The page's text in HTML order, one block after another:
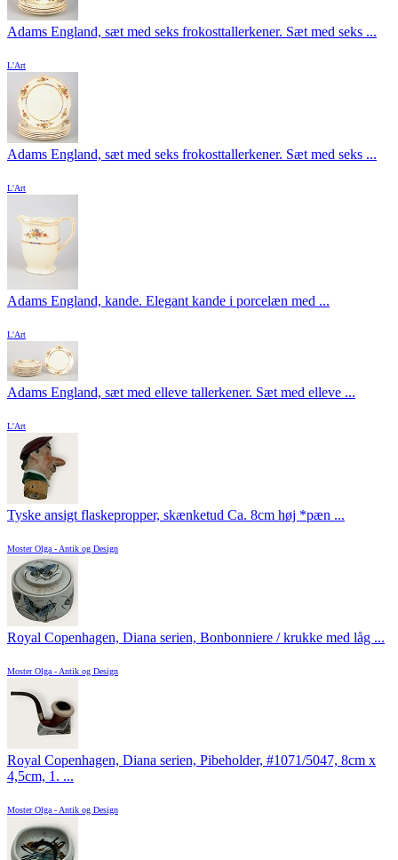
Adams England, sæt med seks frokosttallerkener. Sæt med seks ...
L'Art
Adams England, sæt med seks frokosttallerkener. Sæt med seks ...
L'Art
Adams England, kande. Elegant kande i porcelæn med ...
L'Art
Adams England, sæt med elleve tallerkener. Sæt med elleve ...
L'Art
Tyske ansigt flaskepropper, skænketud Ca. 8cm høj *pæn ...
Moster Olga - Antik og Design
Royal Copenhagen, Diana serien, Bonbonniere / krukke med låg ...
Moster Olga - Antik og Design
Royal Copenhagen, Diana serien, Pibeholder, #1071/5047, 8cm x
4,5cm, 1. ...
Moster Olga - Antik og Design